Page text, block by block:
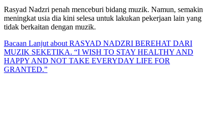
Rasyad Nadzri penah menceburi bidang muzik. Namun, semakin
meningkat usia dia kini selesa untuk lakukan pekerjaan lain yang
tidak berkaitan dengan muzik.
Bacaan Lanjut about RASYAD NADZRI BEREHAT DARI
MUZIK SEKETIKA. “I WISH TO STAY HEALTHY AND
HAPPY AND NOT TAKE EVERYDAY LIFE FOR
GRANTED.”